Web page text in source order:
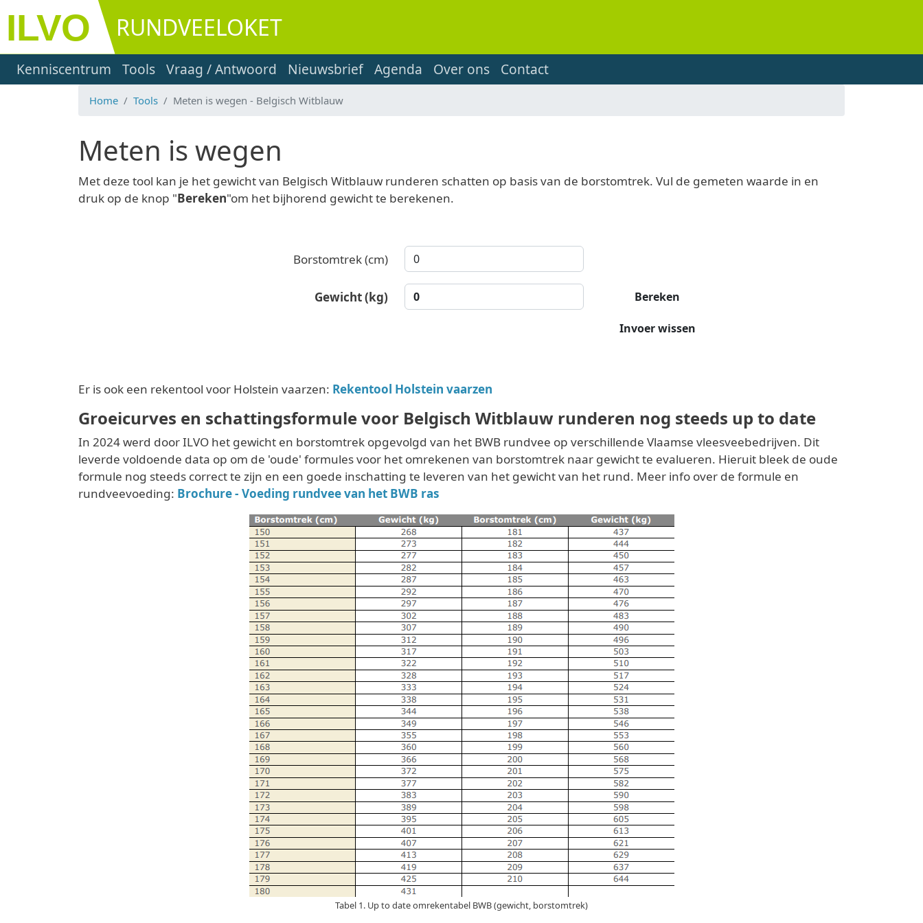
Overslaan en naar de inhoud gaan
RUNDVEELOKET
Main navigation
Kenniscentrum Tools Vraag / Antwoord Nieuwsbrief Agenda Over ons Contact
Home Tools Meten is wegen - Belgisch Witblauw
Meten is wegen
Met deze tool kan je het gewicht van Belgisch Witblauw runderen schatten op basis van de borstomtrek. Vul de gemeten waarde in en
druk op de knop "Bereken"om het bijhorend gewicht te berekenen.
Borstomtrek (cm)
Gewicht (kg) 0 Bereken
Invoer wissen
Er is ook een rekentool voor Holstein vaarzen: Rekentool Holstein vaarzen
Groeicurves en schattingsformule voor Belgisch Witblauw runderen nog steeds up to date
In 2024 werd door ILVO het gewicht en borstomtrek opgevolgd van het BWB rundvee op verschillende Vlaamse vleesveebedrijven. Dit
leverde voldoende data op om de 'oude' formules voor het omrekenen van borstomtrek naar gewicht te evalueren. Hieruit bleek de oude
formule nog steeds correct te zijn en een goede inschatting te leveren van het gewicht van het rund. Meer info over de formule en
rundveevoeding: Brochure - Voeding rundvee van het BWB ras
Tabel 1. Up to date omrekentabel BWB (gewicht, borstomtrek)